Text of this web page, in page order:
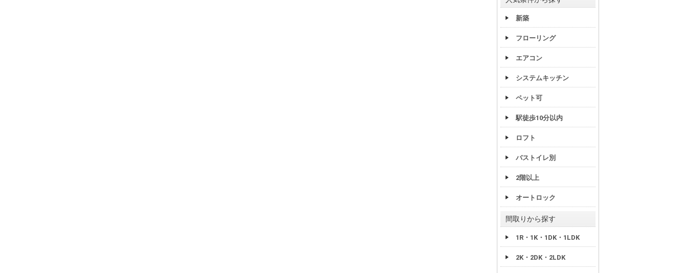
新築
フローリング
エアコン
システムキッチン
ペット可
駅徒歩10分以内
ロフト
バストイレ別
2階以上
オートロック
間取りから探す
1R・1K・1DK・1LDK
2K・2DK・2LDK